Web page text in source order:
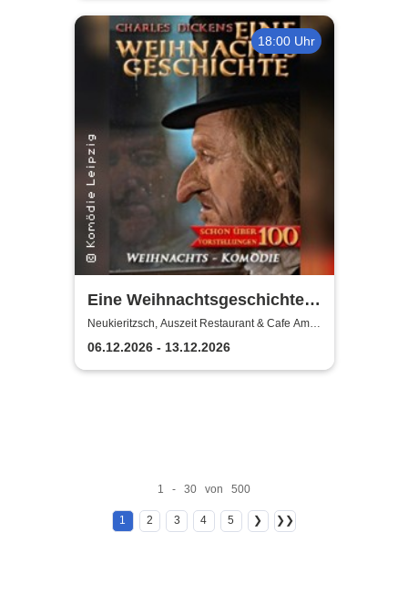
18:00 Uhr
Eine Weihnachtsgeschichte -
Komödie Leipzig /
Weihnachtstheater u.
Dinnershow
Neukieritzsch, Auszeit Restaurant & Cafe Am
Schwanenpark
06.12.2026 - 13.12.2026
1 - 30 von 500
1 2 3 4 5 ❯ ❯❯